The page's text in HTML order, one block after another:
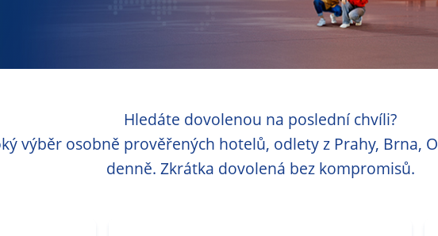
Hledáte dovolenou na poslední chvíli?
výběr osobně prověřených hotelů, odlety z Prahy, Brna,
denně. Zkrátka dovolená bez kompromisů.